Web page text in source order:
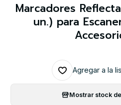
Marcadores
un.) para
Agregar a la
Mostrar stock